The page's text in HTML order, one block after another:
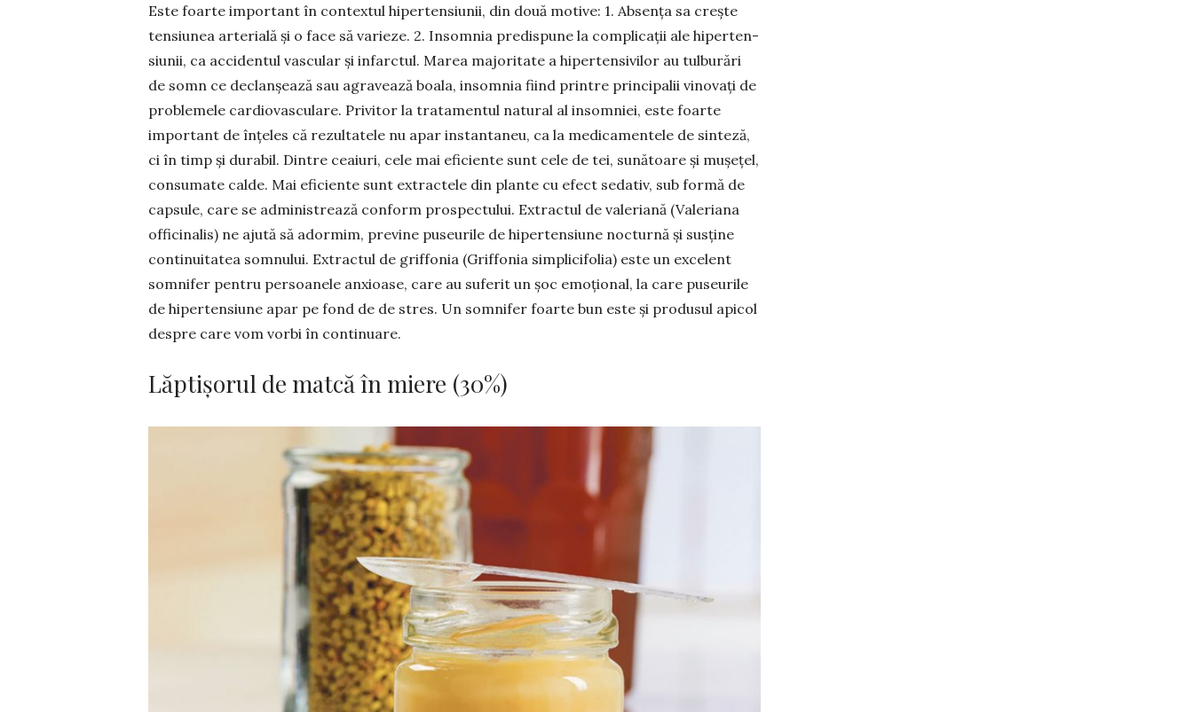
Este foarte important în con­textul hiperten­siunii, din două motive: 1. Absența sa creș­te
ten­siunea arterială și o face să varieze. 2. Insomnia predis­pu­ne la complicații ale hiperten­
siunii, ca accidentul vas­cular și infarctul. Marea majoritate a hipertensivilor au tulburări
de somn ce declan­șează sau agravează boala, insomnia fiind printre principalii vinovați de
problemele cardiovascu­lare. Privitor la trata­mentul natural al insomniei, este foar­te
important de înțeles că rezul­tatele nu apar instantaneu, ca la me­dica­mentele de sinteză,
ci în timp și du­rabil. Dintre ceaiuri, cele mai efi­ciente sunt cele de tei, sunătoare și mușețel,
consumate calde. Mai efi­ciente sunt extractele din plante cu efect sedativ, sub formă de
capsule, care se administrează conform pros­pectului. Extractul de valeriană (Va­le­riana
officinalis) ne ajută să ador­mim, previne puseurile de hiperten­siune noc­turnă și susține
continui­tatea somnului. Extractul de griffo­nia (Griffonia simplicifolia) este un ex­celent
somnifer pentru persoanele anxioase, care au suferit un șoc emo­­țional, la care puseurile
de hiper­tensiune apar pe fond de de stres. Un somnifer foarte bun este și produsul apicol
despre care vom vorbi în con­tinuare.
Lăptișorul de matcă în miere (30%)